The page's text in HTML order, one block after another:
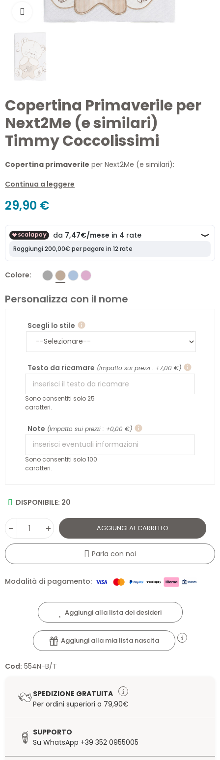
Clicca per ingrandire
Copertina Primaverile per
Next2Me (e similari)
Timmy Coccolissimi
Copertina primaverile per Next2Me (e similari):
Ricamata
Made in Italy
Continua a leggere
29,90 €
Colore
Personalizza con il nome
Scegli lo stile info
Testo da ricamare (Impatto sui prezzi : +7,00 €) info
Sono consentiti solo 25
caratteri.
Note (Impatto sui prezzi : +0,00 €) info
Sono consentiti solo 100
caratteri.
DISPONIBILE: 20
AGGIUNGI AL CARRELLO
Parla con noi
Modalità di pagamento:
Aggiungi alla lista dei desideri
Aggiungi alla mia lista nascita
Cod: 554N-B/T
SPEDIZIONE GRATUITA
Per ordini superiori a 79,90€
SUPPORTO
Su WhatsApp +39 352 0955005